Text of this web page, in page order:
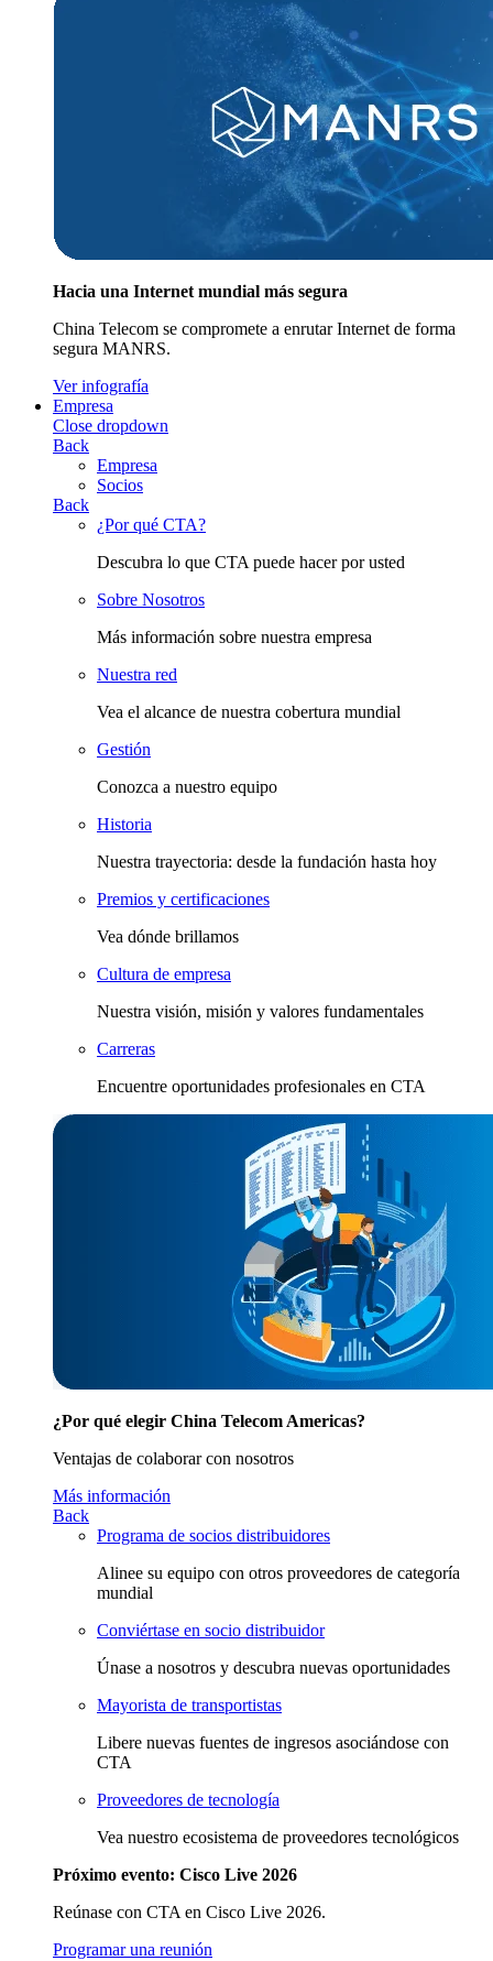
Hacia una Internet mundial más segura
China Telecom se compromete a enrutar Internet de forma
segura MANRS.
Ver infografía
Empresa
Close dropdown
Back
Empresa
Socios
Back
¿Por qué CTA?
Descubra lo que CTA puede hacer por usted
Sobre Nosotros
Más información sobre nuestra empresa
Nuestra red
Vea el alcance de nuestra cobertura mundial
Gestión
Conozca a nuestro equipo
Historia
Nuestra trayectoria: desde la fundación hasta hoy
Premios y certificaciones
Vea dónde brillamos
Cultura de empresa
Nuestra visión, misión y valores fundamentales
Carreras
Encuentre oportunidades profesionales en CTA
¿Por qué elegir China Telecom Americas?
Ventajas de colaborar con nosotros
Más información
Back
Programa de socios distribuidores
Alinee su equipo con otros proveedores de categoría
mundial
Conviértase en socio distribuidor
Únase a nosotros y descubra nuevas oportunidades
Mayorista de transportistas
Libere nuevas fuentes de ingresos asociándose con
CTA
Proveedores de tecnología
Vea nuestro ecosistema de proveedores tecnológicos
Próximo evento: Cisco Live 2026
Reúnase con CTA en Cisco Live 2026.
Programar una reunión